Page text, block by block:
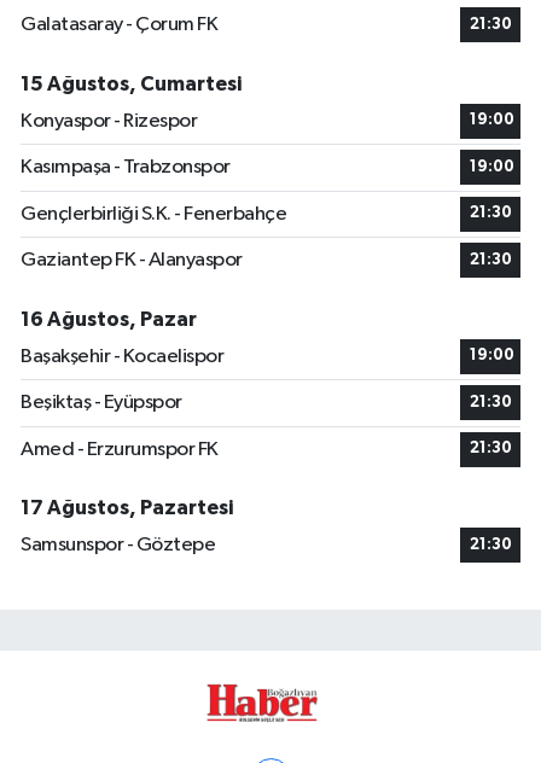
Galatasaray - Çorum FK
21:30
15 Ağustos, Cumartesi
Konyaspor - Rizespor
19:00
Kasımpaşa - Trabzonspor 19:00
Gençlerbirliği S.K. - Fenerbahçe 21:30
Gaziantep FK - Alanyaspor 21:30
16 Ağustos, Pazar
Başakşehir - Kocaelispor
19:00
Beşiktaş - Eyüpspor 21:30
Amed - Erzurumspor FK 21:30
17 Ağustos, Pazartesi
Samsunspor - Göztepe
21:30